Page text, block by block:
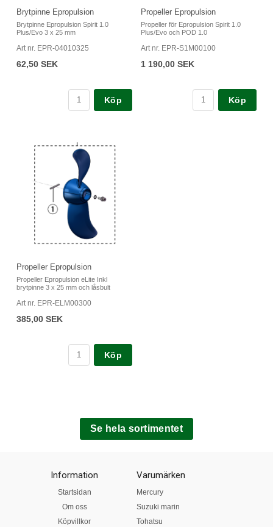
Brytpinne Epropulsion
Brytpinne Epropulsion Spirit 1.0
Plus/Evo 3 x 25 mm
Art nr. EPR-04010325
62,50 SEK
Köp
Propeller Epropulsion
Propeller för Epropulsion Spirit 1.0
Plus/Evo och POD 1.0
Art nr. EPR-S1M00100
1 190,00 SEK
Köp
Propeller Epropulsion
Propeller Epropulsion eLite Inkl
brytpinne 3 x 25 mm och låsbult
Art nr. EPR-ELM00300
385,00 SEK
Köp
Se hela sortimentet
Information
Startsidan
Om oss
Köpvillkor
Varumärken
Mercury
Suzuki marin
Tohatsu